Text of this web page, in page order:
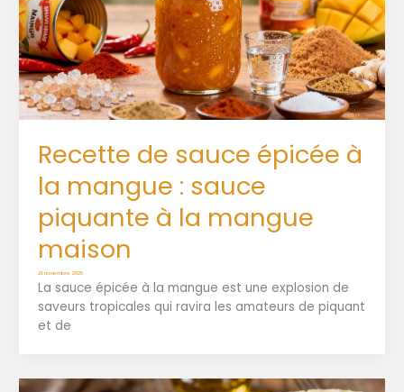
Recette de sauce épicée à
la mangue : sauce
piquante à la mangue
maison
21 novembre 2025
La sauce épicée à la mangue est une explosion de
saveurs tropicales qui ravira les amateurs de piquant
et de